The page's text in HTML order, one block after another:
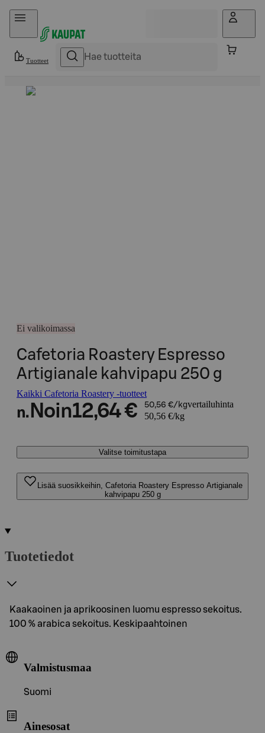
Hyppää sisältöön
Tuotteet
Ei valikoimassa
Cafetoria Roastery Espresso
Artigianale kahvipapu 250 g
Kaikki Cafetoria Roastery -tuotteet
n. Noin12,64 € 50,56 €/kgvertailuhinta
50,56 €/kg
Valitse toimitustapa
Lisää suosikkeihin, Cafetoria Roastery Espresso Artigianale
kahvipapu 250 g
Tuotetiedot
Kaakaoinen ja aprikoosinen luomu espresso sekoitus.
100 % arabica sekoitus. Keskipaahtoinen
Valmistusmaa
Suomi
Ainesosat